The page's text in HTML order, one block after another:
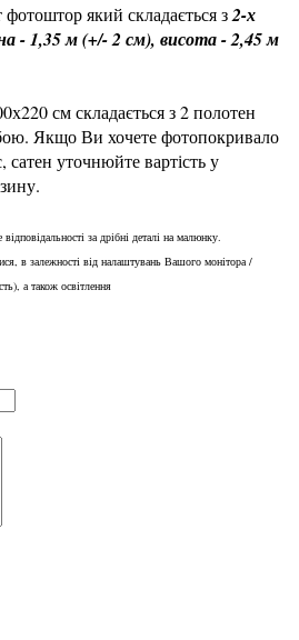
який складається з2-х
- 1,35 м (+/- 2 см), висота - 2,45 м
см складається з 2 полотен
Якщо Ви хочете фотопокривало
сатен уточнюйте вартість у
за дрібні деталі на малюнку.
в залежності від налаштувань Вашого монітора /
а також освітлення